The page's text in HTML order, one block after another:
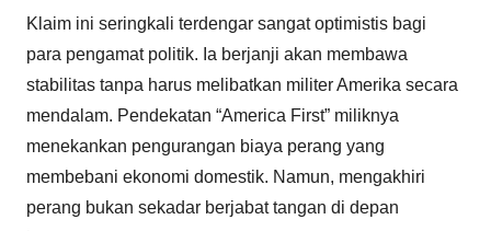
Klaim ini seringkali terdengar sangat optimistis bagi
para pengamat politik. Ia berjanji akan membawa
stabilitas tanpa harus melibatkan militer Amerika secara
mendalam. Pendekatan “America First” miliknya
menekankan pengurangan biaya perang yang
membebani ekonomi domestik. Namun, mengakhiri
perang bukan sekadar berjabat tangan di depan